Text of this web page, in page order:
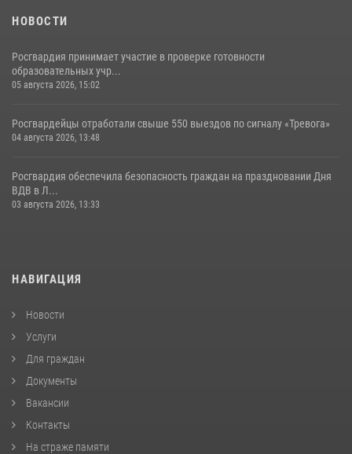
НОВОСТИ
Росгвардия принимает участие в проверке готовности
образовательных учр...
05 августа 2026, 15:02
Росгвардейцы отработали свыше 550 выездов по сигналу «Тревога»
04 августа 2026, 13:48
Росгвардия обеспечила безопасность граждан на праздновании Дня
ВДВ в Л...
03 августа 2026, 13:33
НАВИГАЦИЯ
Новости
Услуги
Для граждан
Документы
Вакансии
Контакты
На страже памяти